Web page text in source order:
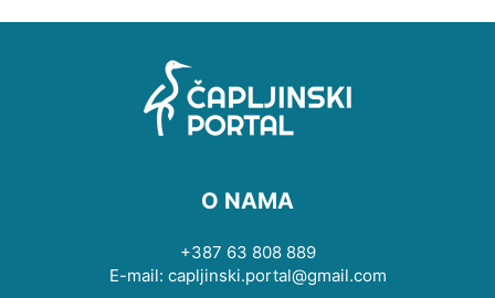
O NAMA
+387 63 808 889
E-mail: capljinski.portal@gmail.com